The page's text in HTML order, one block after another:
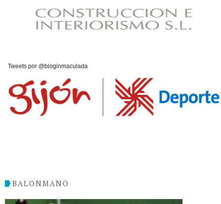
Tweets por @bloginmaculada
BALONMANO